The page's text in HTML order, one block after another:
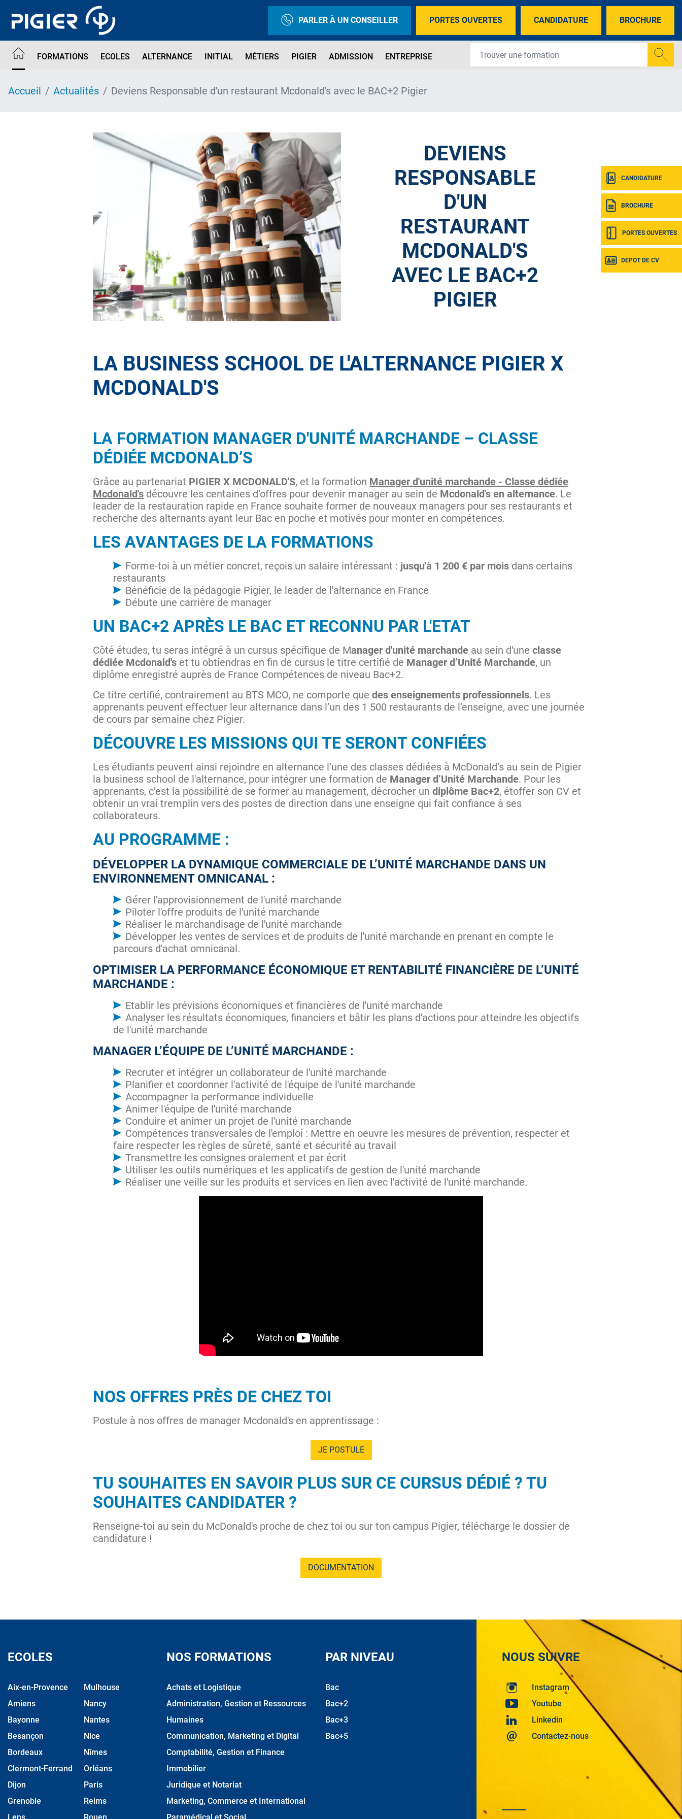
contenu
PARLER À UN CONSEILLER PORTES OUVERTES CANDIDATURE BROCHURE
FORMATIONS ECOLES ALTERNANCE INITIAL MÉTIERS PIGIER ADMISSION ENTREPRISE
CANDIDATURE
BROCHURE
PORTES OUVERTES
DEPOT DE CV
Accueil Actualités Deviens Responsable d'un restaurant Mcdonald's avec le BAC+2 Pigier
DEVIENS
RESPONSABLE
D'UN
RESTAURANT
MCDONALD'S
AVEC LE BAC+2
PIGIER
LA BUSINESS SCHOOL DE L'ALTERNANCE PIGIER X
MCDONALD'S
LA FORMATION MANAGER D'UNITÉ MARCHANDE – CLASSE
DÉDIÉE MCDONALD’S
Grâce au partenariat PIGIER X MCDONALD'S, et la formation Manager d'unité marchande - Classe dédiée
Mcdonald's découvre les centaines d’offres pour devenir manager au sein de Mcdonald's en alternance. Le
leader de la restauration rapide en France souhaite former de nouveaux managers pour ses restaurants et
recherche des alternants ayant leur Bac en poche et motivés pour monter en compétences.
LES AVANTAGES DE LA FORMATIONS
Forme-toi à un métier concret, reçois un salaire intéressant : jusqu'à 1 200 € par mois dans certains
restaurants
Bénéficie de la pédagogie Pigier, le leader de l'alternance en France
Débute une carrière de manager
UN BAC+2 APRÈS LE BAC ET RECONNU PAR L'ETAT
Côté études, tu seras intégré à un cursus spécifique de Manager d'unité marchande au sein d'une classe
dédiée Mcdonald's et tu obtiendras en fin de cursus le titre certifié de Manager d’Unité Marchande, un
diplôme enregistré auprès de France Compétences de niveau Bac+2.
Ce titre certifié, contrairement au BTS MCO, ne comporte que des enseignements professionnels. Les
apprenants peuvent effectuer leur alternance dans l’un des 1 500 restaurants de l’enseigne, avec une journée
de cours par semaine chez Pigier.
DÉCOUVRE LES MISSIONS QUI TE SERONT CONFIÉES
Les étudiants peuvent ainsi rejoindre en alternance l’une des classes dédiées à McDonald’s au sein de Pigier
la business school de l'alternance, pour intégrer une formation de Manager d’Unité Marchande. Pour les
apprenants, c’est la possibilité de se former au management, décrocher un diplôme Bac+2, étoffer son CV et
obtenir un vrai tremplin vers des postes de direction dans une enseigne qui fait confiance à ses
collaborateurs.
AU PROGRAMME :
DÉVELOPPER LA DYNAMIQUE COMMERCIALE DE L’UNITÉ MARCHANDE DANS UN
ENVIRONNEMENT OMNICANAL :
Gérer l'approvisionnement de l'unité marchande
Piloter l'offre produits de l'unité marchande
Réaliser le marchandisage de l'unité marchande
Développer les ventes de services et de produits de l'unité marchande en prenant en compte le
parcours d'achat omnicanal.
OPTIMISER LA PERFORMANCE ÉCONOMIQUE ET RENTABILITÉ FINANCIÈRE DE L’UNITÉ
MARCHANDE :
Etablir les prévisions économiques et financières de l'unité marchande
Analyser les résultats économiques, financiers et bâtir les plans d'actions pour atteindre les objectifs
de l'unité marchande
MANAGER L’ÉQUIPE DE L’UNITÉ MARCHANDE :
Recruter et intégrer un collaborateur de l'unité marchande
Planifier et coordonner l'activité de l'équipe de l'unité marchande
Accompagner la performance individuelle
Animer l'équipe de l'unité marchande
Conduire et animer un projet de l'unité marchande
Compétences transversales de l'emploi : Mettre en oeuvre les mesures de prévention, respecter et
faire respecter les règles de sûreté, santé et sécurité au travail
Transmettre les consignes oralement et par écrit
Utiliser les outils numériques et les applicatifs de gestion de l'unité marchande
Réaliser une veille sur les produits et services en lien avec l'activité de l'unité marchande.
NOS OFFRES PRÈS DE CHEZ TOI
Postule à nos offres de manager Mcdonald's en apprentissage :
JE POSTULE
TU SOUHAITES EN SAVOIR PLUS SUR CE CURSUS DÉDIÉ ? TU
SOUHAITES CANDIDATER ?
Renseigne-toi au sein du McDonald's proche de chez toi ou sur ton campus Pigier, télécharge le dossier de
candidature !
DOCUMENTATION
ECOLES
Aix-en-Provence
Amiens
Bayonne
Besançon
Bordeaux
Clermont-Ferrand
Dijon
Grenoble
Mulhouse
Nancy
Nantes
Nice
Nîmes
Orléans
Paris
Reims
NOS FORMATIONS
Achats et Logistique
Administration, Gestion et Ressources
Humaines
Communication, Marketing et Digital
Comptabilité, Gestion et Finance
Immobilier
Juridique et Notariat
Marketing, Commerce et International
PAR NIVEAU
Bac
Bac+2
Bac+3
Bac+5
NOUS SUIVRE
Instagram
Youtube
Linkedin
Contactez-nous